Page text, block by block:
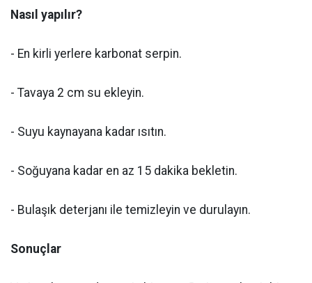
Nasıl yapılır?
- En kirli yerlere karbonat serpin.
- Tavaya 2 cm su ekleyin.
- Suyu kaynayana kadar ısıtın.
- Soğuyana kadar en az 15 dakika bekletin.
- Bulaşık deterjanı ile temizleyin ve durulayın.
Sonuçlar